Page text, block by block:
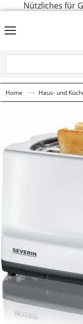
Nützliches für
Home Haus- und